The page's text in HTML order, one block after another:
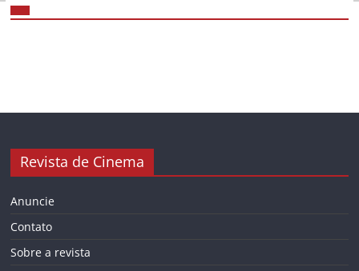
Revista de Cinema
Anuncie
Contato
Sobre a revista